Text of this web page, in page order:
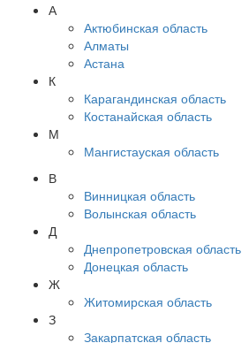
А
Актюбинская область
Алматы
Астана
К
Карагандинская область
Костанайская область
М
Мангистауская область
В
Винницкая область
Волынская область
Д
Днепропетровская область
Донецкая область
Ж
Житомирская область
З
Закарпатская область